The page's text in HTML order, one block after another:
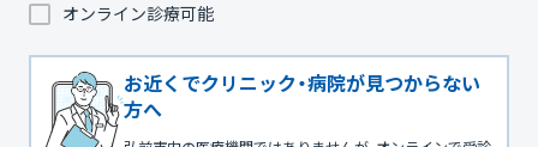
オンライン診療可能
お近くでクリニック・病院が見つからない
方へ